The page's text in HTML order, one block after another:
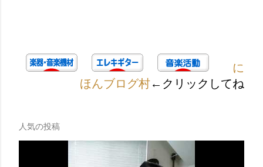
に
ほんブログ村←クリックしてね
人気の投稿